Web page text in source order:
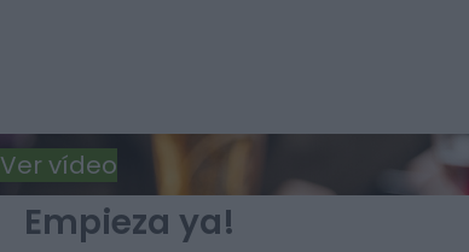
Empieza ya!
Ver vídeo